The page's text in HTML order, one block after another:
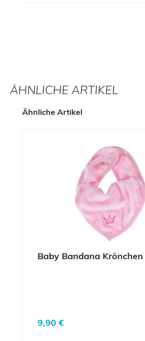
ÄHNLICHE ARTIKEL
Produktgalerie überspringen
Ähnliche Artikel
Baby Bandana
Regulärer Preis:
9,90 €